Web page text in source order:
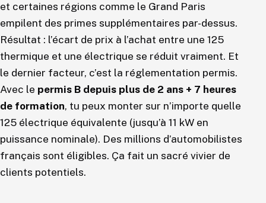
et certaines régions comme le Grand Paris
empilent des primes supplémentaires par-dessus.
Résultat : l’écart de prix à l’achat entre une 125
thermique et une électrique se réduit vraiment. Et
le dernier facteur, c’est la réglementation permis.
Avec le permis B depuis plus de 2 ans + 7 heures
de formation, tu peux monter sur n’importe quelle
125 électrique équivalente (jusqu’à 11 kW en
puissance nominale). Des millions d’automobilistes
français sont éligibles. Ça fait un sacré vivier de
clients potentiels.